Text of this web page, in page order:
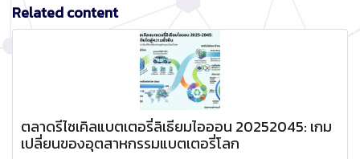
Related content
ตลาดรีไซเคิลแบตเตอรี่ลิเธียมไอออน 20252045: เกม
เปลี่ยนของอุตสาหกรรมแบตเตอรี่โลก